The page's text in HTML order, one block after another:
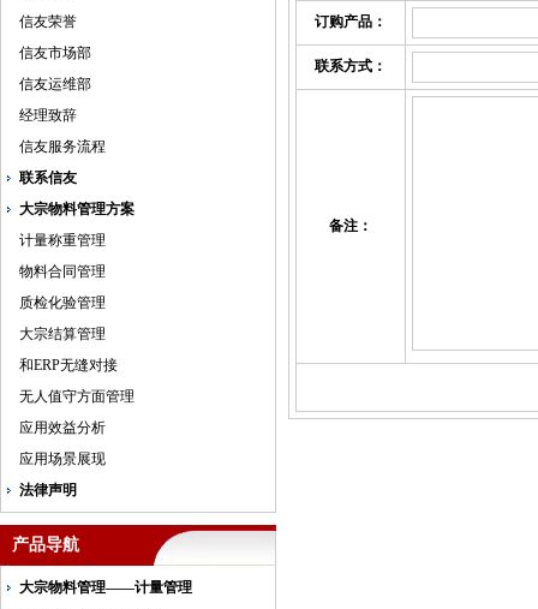
信友荣誉
信友市场部
信友运维部
经理致辞
信友服务流程
联系信友
大宗物料管理方案
计量称重管理
物料合同管理
质检化验管理
大宗结算管理
和ERP无缝对接
无人值守方面管理
应用效益分析
应用场景展现
法律声明
产品导航
大宗物料管理——计量管理
订购产品：
联系方式：
备注：